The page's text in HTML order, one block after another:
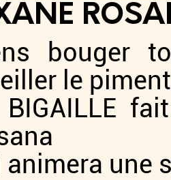
bouger
le
BIGAILLE
une